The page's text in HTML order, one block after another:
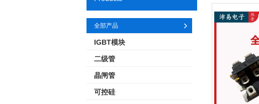
全部产品
IGBT模块
二级管
晶闸管
可控硅